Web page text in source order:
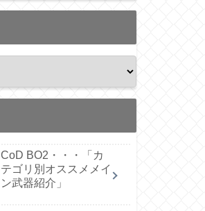
CoD BO2・・・「カ
テゴリ別オススメメイ
ン武器紹介」